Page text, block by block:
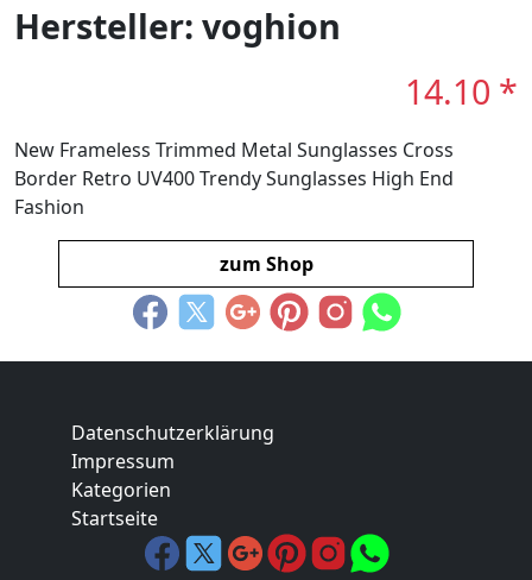
Hersteller: voghion
14.10 *
New Frameless Trimmed Metal Sunglasses Cross
Border Retro UV400 Trendy Sunglasses High End
Fashion
zum Shop
Datenschutzerklärung
Impressum
Kategorien
Startseite